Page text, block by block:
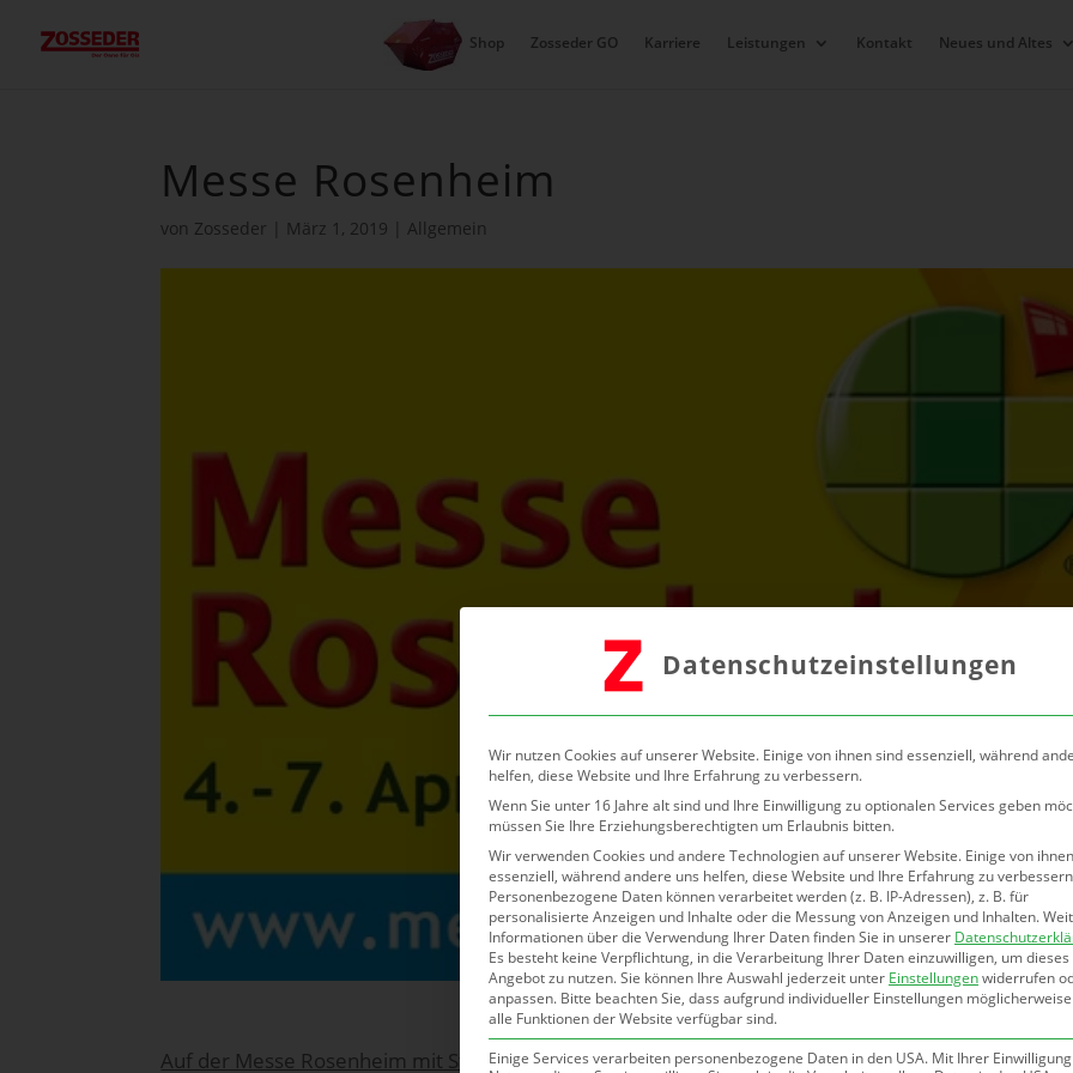
Shop Zosseder GO Karriere Leistungen Kontakt Neues und Altes
Messe Rosenheim
von Zosseder März 1, 2019 |Allgemein
Auf der Messe Rosenheim mit Stand vertreten
Datenschutzeinstellungen
Wir nutzen Cookies auf unserer Website. Einige von ihnen sind essenziell, während
helfen, diese Website und Ihre Erfahrung zu verbessern.
Wenn Sie unter 16 Jahre alt sind und Ihre Einwilligung zu optionalen Services geben
müssen Sie Ihre Erziehungsberechtigten um Erlaubnis bitten.
Wir verwenden Cookies und andere Technologien auf unserer Website. Einige von
essenziell, während andere uns helfen, diese Website und Ihre Erfahrung zu
Personenbezogene Daten können verarbeitet werden (z. B. IP-Adressen), z. B. für
personalisierte Anzeigen und Inhalte oder die Messung von Anzeigen und Inhalten.
Informationen über die Verwendung Ihrer Daten finden Sie in unserer
Es besteht keine Verpflichtung, in die Verarbeitung Ihrer Daten einzuwilligen, um dieses
Angebot zu nutzen.Sie können Ihre Auswahl jederzeit unter Einstellungenwiderrufen
anpassen. Bitte beachten Sie, dass aufgrund individueller Einstellungen
alle Funktionen der Website verfügbar sind.
Einige Services verarbeiten personenbezogene Daten in den USA. Mit Ihrer